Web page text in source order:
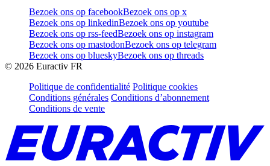
Bezoek ons op facebookBezoek ons op x
Bezoek ons op linkedinBezoek ons op youtube
Bezoek ons op rss-feedBezoek ons op instagram
Bezoek ons op mastodonBezoek ons op telegram
Bezoek ons op blueskyBezoek ons op threads
© 2026 Euractiv FR
Politique de confidentialité Politique cookies
Conditions générales Conditions d’abonnement
Conditions de vente